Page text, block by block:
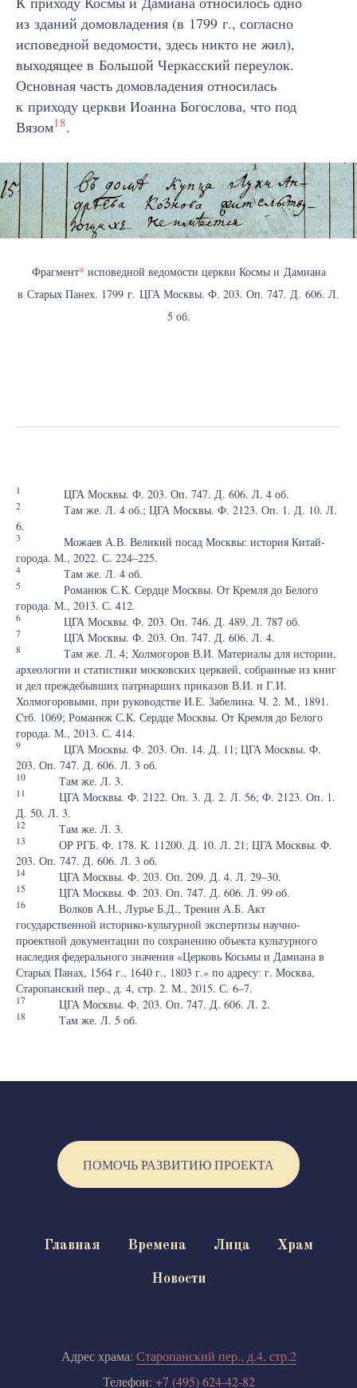
из зданий домовладения (в 1799 г., согласно
исповедной ведомости, здесь никто не жил),
выходящее в Большой Черкасский переулок.
Основная часть домовладения относилась
к приходу церкви Иоанна Богослова, что под
Вязом18.
Фрагмент* исповедной ведомости церкви Космы и Дамиана
в Старых Панех. 1799 г. ЦГА Москвы. Ф. 203. Оп. 747. Д. 606. Л.
5 об.
1 ЦГА Москвы. Ф. 203. Оп. 747. Д. 606. Л. 4 об.
2 Там же. Л. 4 об.; ЦГА Москвы. Ф. 2123. Оп. 1. Д. 10. Л.
6.
3 Можаев А.В. Великий посад Москвы: история Китай-
города. М., 2022. С. 224–225.
4 Там же. Л. 4 об.
5 Романюк С.К. Сердце Москвы. От Кремля до Белого
города. М., 2013. С. 412.
6 ЦГА Москвы. Ф. 203. Оп. 746. Д. 489. Л. 787 об.
7 ЦГА Москвы. Ф. 203. Оп. 747. Д. 606. Л. 4.
8 Там же. Л. 4; Холмогоров В.И. Материалы для истории,
археологии и статистики московских церквей, собранные из книг
и дел преждебывших патриарших приказов В.И. и Г.И.
Холмогоровыми, при руководстве И.Е. Забелина. Ч. 2. М., 1891.
Cтб. 1069; Романюк С.К. Сердце Москвы. От Кремля до Белого
города. М., 2013. С. 414.
9 ЦГА Москвы. Ф. 203. Оп. 14. Д. 11; ЦГА Москвы. Ф.
203. Оп. 747. Д. 606. Л. 3 об.
10 Там же. Л. 3.
11 ЦГА Москвы. Ф. 2122. Оп. 3. Д. 2. Л. 56; Ф. 2123. Оп. 1.
Д. 50. Л. 3.
12 Там же. Л. 3.
13 ОР РГБ. Ф. 178. К. 11200. Д. 10. Л. 21; ЦГА Москвы. Ф.
203. Оп. 747. Д. 606. Л. 3 об.
14 ЦГА Москвы. Ф. 203. Оп. 209. Д. 4. Л. 29–30.
15 ЦГА Москвы. Ф. 203. Оп. 747. Д. 606. Л. 99 об.
16 Волков А.Н., Лурье Б.Д., Тренин А.Б. Акт
государственной историко-культурной экспертизы научно-
проектной документации по сохранению объекта культурного
наследия федерального значения «Церковь Косьмы и Дамиана в
Старых Панах, 1564 г., 1640 г., 1803 г.» по адресу: г. Москва,
Старопанский пер., д. 4, стр. 2. М., 2015. С. 6–7.
17 ЦГА Москвы. Ф. 203. Оп. 747. Д. 606. Л. 2.
18 Там же. Л. 5 об.
ПОМОЧЬ РАЗВИТИЮ ПРОЕКТА
Главная Времена Лица Храм
Новости
Адрес храма: Старопанский пер., д.4, стр.2
Телефон: +7 (495) 624-42-82